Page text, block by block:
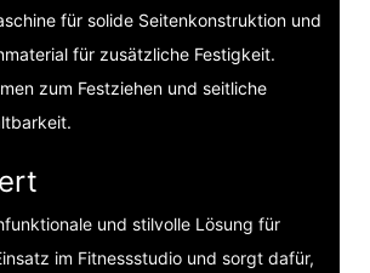
für solide Seitenkonstruktion und
für zusätzliche Festigkeit.
zum Festziehen und seitliche
und stilvolle Lösung für
im Fitnessstudio und sorgt dafür,